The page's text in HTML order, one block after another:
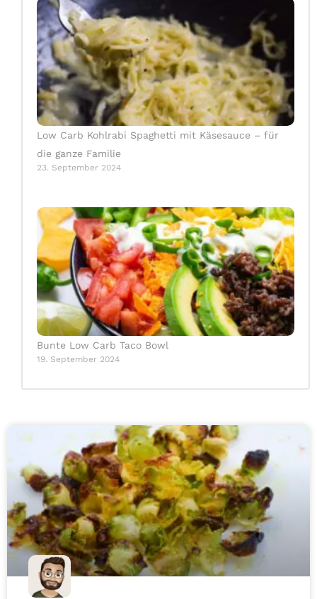
Low Carb Kohlrabi Spaghetti mit Käsesauce – für
die ganze Familie
23. September 2024
Bunte Low Carb Taco Bowl
19. September 2024